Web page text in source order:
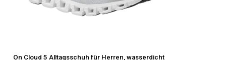
On Cloud 5 Alltagsschuh für Herren, wasserdicht